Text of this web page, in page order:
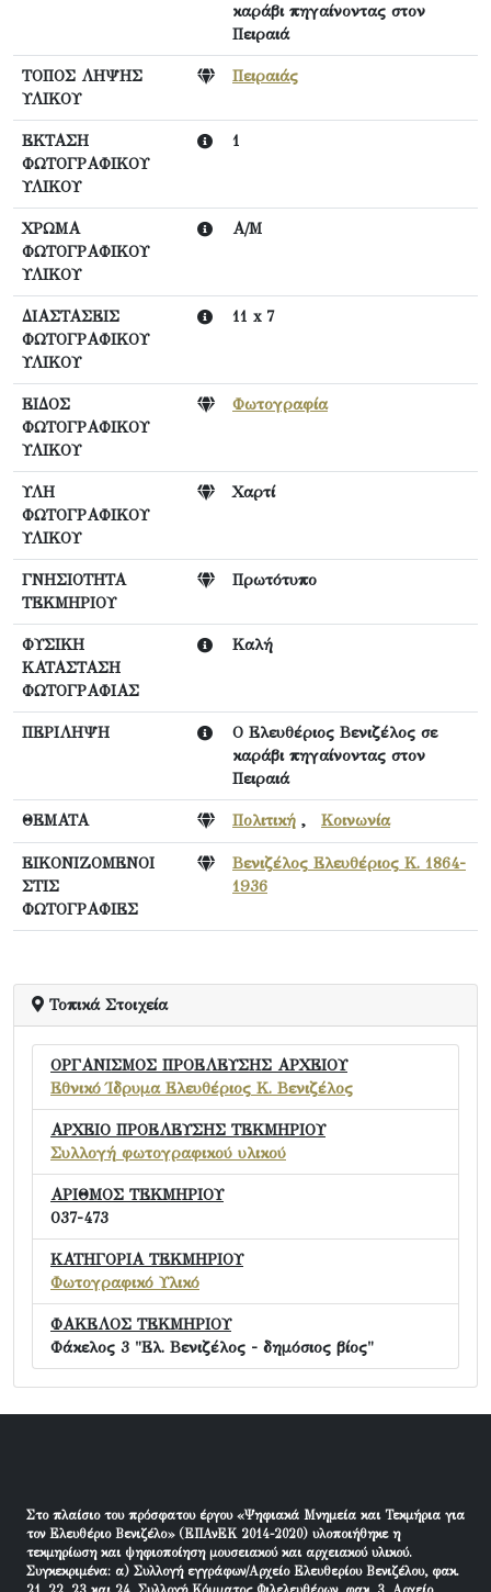
καράβι πηγαίνοντας στον
Πειραιά
ΤΟΠΟΣ ΛΗΨΗΣ
ΥΛΙΚΟΥ
Πειραιάς
ΕΚΤΑΣΗ
ΦΩΤΟΓΡΑΦΙΚΟΥ
ΥΛΙΚΟΥ
1
ΧΡΩΜΑ
ΦΩΤΟΓΡΑΦΙΚΟΥ
ΥΛΙΚΟΥ
Α/Μ
ΔΙΑΣΤΑΣΕΙΣ
ΦΩΤΟΓΡΑΦΙΚΟΥ
ΥΛΙΚΟΥ
11 x 7
ΕΙΔΟΣ
ΦΩΤΟΓΡΑΦΙΚΟΥ
ΥΛΙΚΟΥ
Φωτογραφία
ΥΛΗ
ΦΩΤΟΓΡΑΦΙΚΟΥ
ΥΛΙΚΟΥ
Χαρτί
ΓΝΗΣΙΟΤΗΤΑ
ΤΕΚΜΗΡΙΟΥ
Πρωτότυπο
ΦΥΣΙΚΗ
ΚΑΤΑΣΤΑΣΗ
ΦΩΤΟΓΡΑΦΙΑΣ
Καλή
ΠΕΡΙΛΗΨΗ
Ο Ελευθέριος Βενιζέλος σε
καράβι πηγαίνοντας στον
Πειραιά
ΘΕΜΑΤΑ Πολιτική , Κοινωνία
ΕΙΚΟΝΙΖΟΜΕΝΟΙ
ΣΤΙΣ
ΦΩΤΟΓΡΑΦΙΕΣ
Βενιζέλος Ελευθέριος Κ. 1864-
1936
Τοπικά Στοιχεία
ΟΡΓΑΝΙΣΜΟΣ ΠΡΟΕΛΕΥΣΗΣ ΑΡΧΕΙΟΥ
Εθνικό Ίδρυμα Ελευθέριος Κ. Βενιζέλος
ΑΡΧΕΙΟ ΠΡΟΕΛΕΥΣΗΣ ΤΕΚΜΗΡΙΟΥ
Συλλογή φωτογραφικού υλικού
ΑΡΙΘΜΟΣ ΤΕΚΜΗΡΙΟΥ
037-473
ΚΑΤΗΓΟΡΙΑ ΤΕΚΜΗΡΙΟΥ
Φωτογραφικό Υλικό
ΦΑΚΕΛΟΣ ΤΕΚΜΗΡΙΟΥ
Φάκελος 3 "Ελ. Βενιζέλος - δημόσιος βίος"
Στο πλαίσιο του πρόσφατου έργου «Ψηφιακά Μνημεία και Τεκμήρια για
τον Ελευθέριο Βενιζέλο» (ΕΠΑνΕΚ 2014-2020) υλοποιήθηκε η
τεκμηρίωση και ψηφιοποίηση μουσειακού και αρχειακού υλικού.
Συγκεκριμένα: α) Συλλογή εγγράφων/Αρχείο Ελευθερίου Βενιζέλου, φακ.